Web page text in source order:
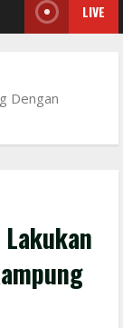
LIVE
Dengan
Lakukan